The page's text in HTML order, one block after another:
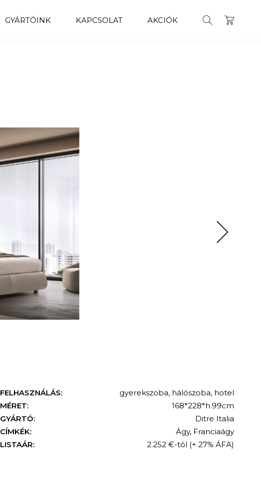
GYÁRTÓINK KAPCSOLAT AKCIÓK
FELHASZNÁLÁS: gyerekszoba, hálószoba, hotel
MÉRET:
168*228*h.99cm
GYÁRTÓ:
Ditre Italia
CÍMKÉK:
Ágy, Franciaágy
LISTAÁR:
2.252 €-tól (+ 27% ÁFA)